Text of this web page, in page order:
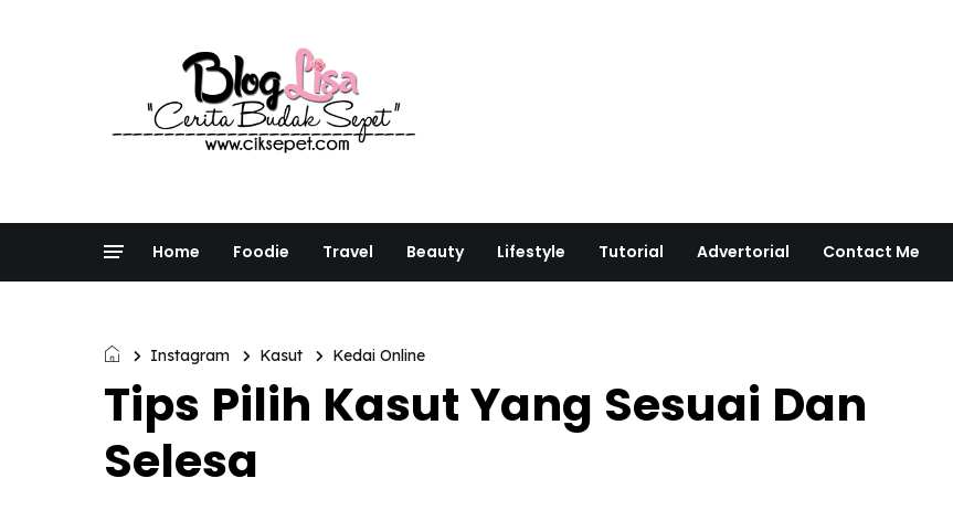
Home Foodie Travel Beauty Lifestyle Tutorial Advertorial Contact Me
Instagram Kasut Kedai Online
Tips Pilih Kasut Yang Sesuai Dan
Selesa